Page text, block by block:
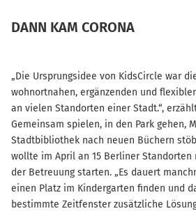
DANN KAM CORONA
„Die Ursprungsidee von KidsCircle war
wohnortnahen, ergänzenden und
an vielen Standorten einer Stadt.“,
Gemeinsam spielen, in den Park gehen,
Stadtbibliothek nach neuen Büchern
wollte im April an 15 Berliner Standorten
der Betreuung starten. „Es dauert
einen Platz im Kindergarten finden und
bestimmte Zeitfenster zusätzliche